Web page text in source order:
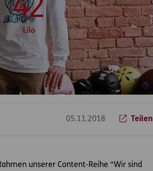
05.11.2018 Teilen
unserer Content-Reihe “Wir sind